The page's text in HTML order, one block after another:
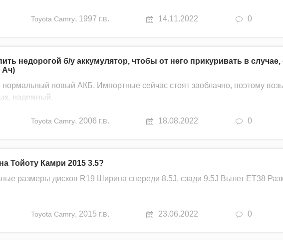
Toyota Camry, 1997 г.в. 14.11.2022 0
недорогой б/у аккумулятор, чтобы от него прикуривать в случае,
Ач)
нормальный новый АКБ. Импортные сейчас стоят заоблачно, поэтому
надежный.
Toyota Camry, 2006 г.в. 18.08.2022 0
Тойоту Камри 2015 3.5?
размеры дисков R19 Ширина спереди 8.5J, сзади 9.5J Вылет ET38
Toyota Camry, 2015 г.в. 23.06.2022 0